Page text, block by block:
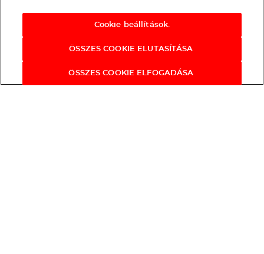
Cookie beállítások.
ÖSSZES COOKIE ELUTASÍTÁSA
ÖSSZES COOKIE ELFOGADÁSA